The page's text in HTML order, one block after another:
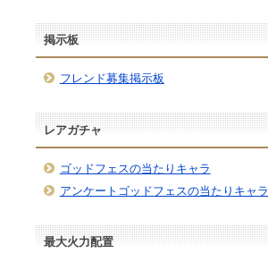
掲示板
フレンド募集掲示板
レアガチャ
ゴッドフェスの当たりキャラ
アンケートゴッドフェスの当たりキャラ
最大火力配置